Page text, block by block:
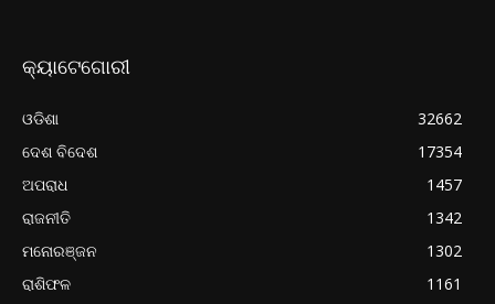
କ୍ୟାଟେଗୋରୀ
ଓଡିଶା
32662
ଦେଶ ବିଦେଶ
17354
ଅପରାଧ
1457
ରାଜନୀତି
1342
ମନୋରଞ୍ଜନ
1302
ରାଶିଫଳ
1161